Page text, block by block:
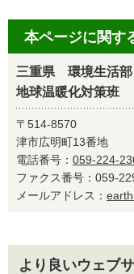
本ページに関す
三重県 環境生活
地球温暖化対策班
〒514-8570
津市広明町13番地
電話番号： 059-224-
ファクス番号：059-
メールアドレス：
より良いウェブ